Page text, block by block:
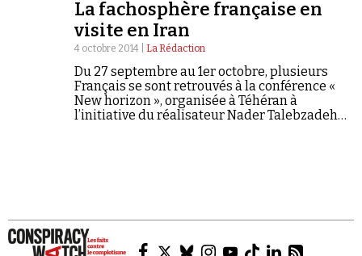
Vidéos
Émissions
Revues de presse
La fachosphère française en
visite en Iran
4 octobre 2014 | La Rédaction
Du 27 septembre au 1er octobre, plusieurs
Français se sont retrouvés à la conférence «
New horizon », organisée à Téhéran à
l’initiative du réalisateur Nader Talebzadeh